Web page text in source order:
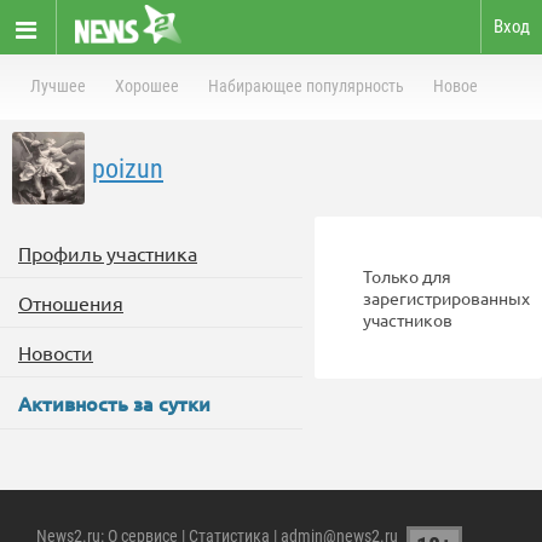
Вход
Лучшее Хорошее Набирающее популярность Новое
poizun
Профиль участника
Отношения
Новости
Активность за сутки
Только для
зарегистрированных
участников
News2.ru: О сервисе | Статистика | admin@news2.ru